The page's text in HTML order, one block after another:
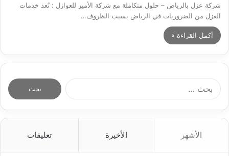
شركة عزل بالرياض – حلول متكاملة مع شركة الأمير للعوازل : تُعد خدمات
العزل من الضروريات في الرياض بسبب الظروف…
أكمل القراءة »
الأشهر الأخيرة تعليقات